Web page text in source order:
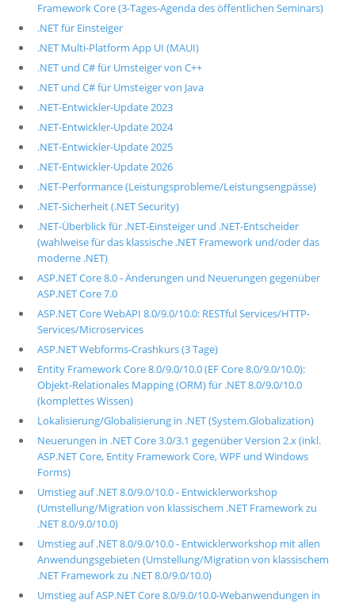
Framework Core (3-Tages-Agenda des öffentlichen Seminars)
.NET für Einsteiger
.NET Multi-Platform App UI (MAUI)
.NET und C# für Umsteiger von C++
.NET und C# für Umsteiger von Java
.NET-Entwickler-Update 2023
.NET-Entwickler-Update 2024
.NET-Entwickler-Update 2025
.NET-Entwickler-Update 2026
.NET-Performance (Leistungsprobleme/Leistungsengpässe)
.NET-Sicherheit (.NET Security)
.NET-Überblick für .NET-Einsteiger und .NET-Entscheider
(wahlweise für das klassische .NET Framework und/oder das
moderne .NET)
ASP.NET Core 8.0 - Änderungen und Neuerungen gegenüber
ASP.NET Core 7.0
ASP.NET Core WebAPI 8.0/9.0/10.0: RESTful Services/HTTP-
Services/Microservices
ASP.NET Webforms-Crashkurs (3 Tage)
Entity Framework Core 8.0/9.0/10.0 (EF Core 8.0/9.0/10.0):
Objekt-Relationales Mapping (ORM) für .NET 8.0/9.0/10.0
(komplettes Wissen)
Lokalisierung/Globalisierung in .NET (System.Globalization)
Neuerungen in .NET Core 3.0/3.1 gegenüber Version 2.x (inkl.
ASP.NET Core, Entity Framework Core, WPF und Windows
Forms)
Umstieg auf .NET 8.0/9.0/10.0 - Entwicklerworkshop
(Umstellung/Migration von klassischem .NET Framework zu
.NET 8.0/9.0/10.0)
Umstieg auf .NET 8.0/9.0/10.0 - Entwicklerworkshop mit allen
Anwendungsgebieten (Umstellung/Migration von klassischem
.NET Framework zu .NET 8.0/9.0/10.0)
Umstieg auf ASP.NET Core 8.0/9.0/10.0-Webanwendungen in